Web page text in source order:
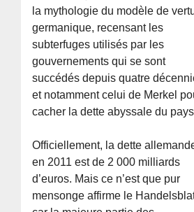
la mythologie du modèle de
germanique, recensant les
subterfuges utilisés par les
gouvernements qui se sont
succédés depuis quatre
et notamment celui de Merkel
cacher la dette abyssale du
Officiellement, la dette
en 2011 est de 2 000 milliards
d’euros. Mais ce n’est que pur
mensonge affirme le